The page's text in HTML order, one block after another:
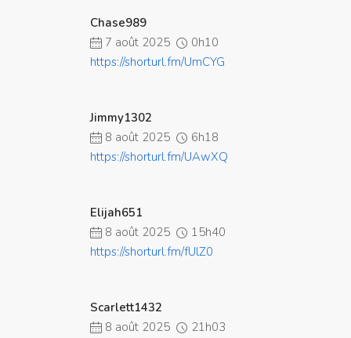
Chase989
7 août 2025
0h10
https://shorturl.fm/UmCYG
Jimmy1302
8 août 2025
6h18
https://shorturl.fm/UAwXQ
Elijah651
8 août 2025
15h40
https://shorturl.fm/fUlZ0
Scarlett1432
8 août 2025
21h03